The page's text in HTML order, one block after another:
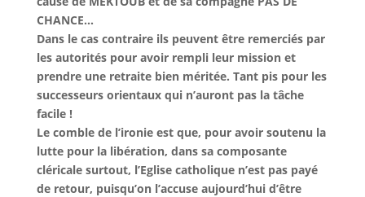
CHANCE…
Dans le cas contraire ils peuvent être remerciés par
les autorités pour avoir rempli leur mission et
prendre une retraite bien méritée. Tant pis pour les
successeurs orientaux qui n’auront pas la tâche
facile !
Le comble de l’ironie est que, pour avoir soutenu la
lutte pour la libération, dans sa composante
cléricale surtout, l’Eglise catholique n’est pas payé
de retour, puisqu’on l’accuse aujourd’hui d’être